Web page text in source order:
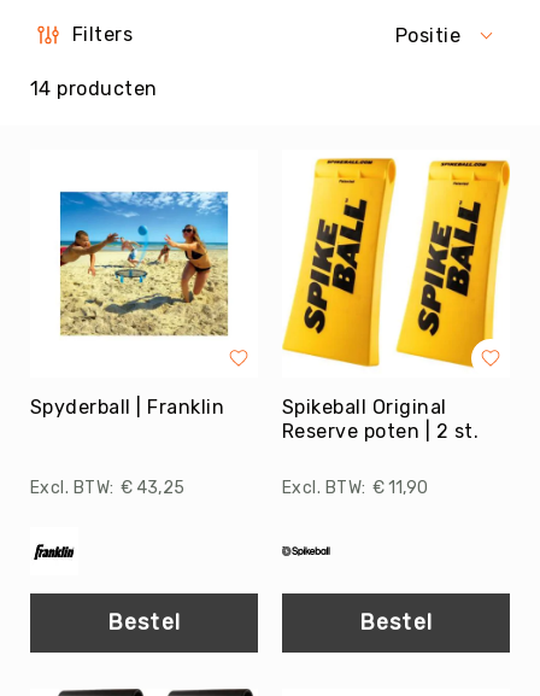
Kin-
Klimmen
Korfbal
Knotshockey
Lacrosse
Mountainbiken
Oriëntatie
Pickleball
Roundnet
Rugby
Scouting/Outdoor
14 producten
Filters Positie
Spyderball | Franklin
€ 43,25
Bestel
Spikeball Original
Reserve poten | 2 st.
€ 11,90
Bestel